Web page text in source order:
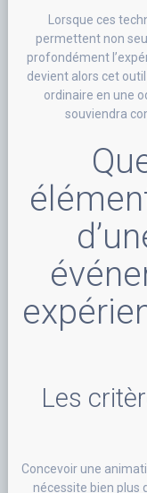
Lorsque ces
permettent non
profondément
devient alors cet
ordinaire en une
souviendra
Les
Concevoir une
nécessite bien plus